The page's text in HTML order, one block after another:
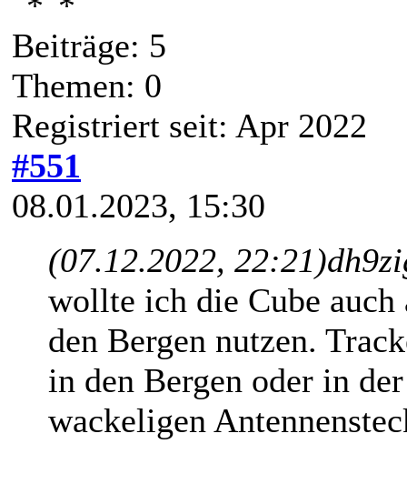
Beiträge: 5
Themen: 0
Registriert seit: Apr 2022
#551
08.01.2023, 15:30
(07.12.2022, 22:21)
wollte ich die Cube
den Bergen nutzen.
in den Bergen oder in
wackeligen